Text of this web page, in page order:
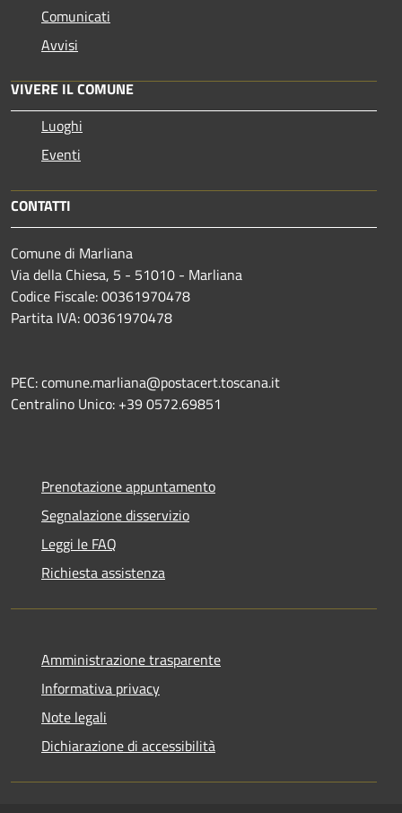
Comunicati
Avvisi
VIVERE IL COMUNE
Luoghi
Eventi
CONTATTI
Comune di Marliana
Via della Chiesa, 5 - 51010 - Marliana
Codice Fiscale: 00361970478
Partita IVA: 00361970478
PEC: comune.marliana@postacert.toscana.it
Centralino Unico: +39 0572.69851
Prenotazione appuntamento
Segnalazione disservizio
Leggi le FAQ
Richiesta assistenza
Amministrazione trasparente
Informativa privacy
Note legali
Dichiarazione di accessibilità